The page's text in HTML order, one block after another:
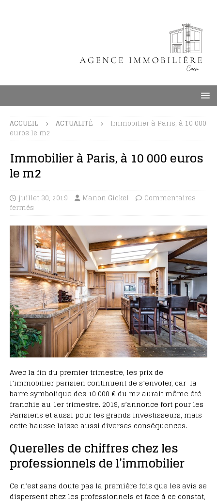
ACCUEIL ACTUALITÉ
Immobilier à Paris, à 10 000
euros le m2
Immobilier à Paris, à 10 000 euros
le m2
juillet 30, 2019 Manon Gickel
Commentaires
fermés
Avec la fin du premier trimestre, les prix de
l’immobilier parisien continuent de s’envoler, car la
barre symbolique des 10 000 € du m2 aurait même été
franchie au 1er trimestre. 2019, s’annonce fort pour les
Parisiens et aussi pour les grands investisseurs, mais
cette hausse laisse aussi diverses conséquences.
Querelles de chiffres chez les
professionnels de l’immobilier
Ce n’est sans doute pas la première fois que les avis se
dispersent chez les professionnels et face à ce constat,